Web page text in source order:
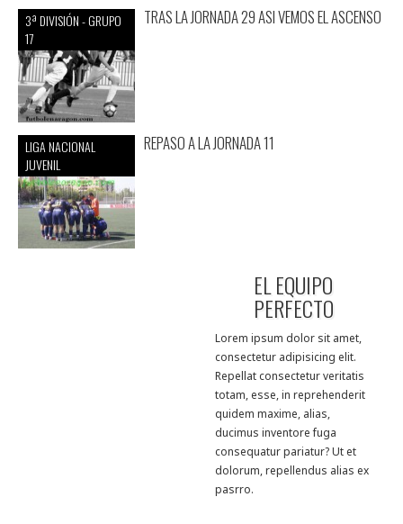
3ª DIVISIÓN - GRUPO
17
TRAS LA JORNADA 29 ASI VEMOS EL ASCENSO
LIGA NACIONAL
JUVENIL
REPASO A LA JORNADA 11
EL EQUIPO
PERFECTO
Lorem ipsum dolor sit amet,
consectetur adipisicing elit.
Repellat consectetur veritatis
totam, esse, in reprehenderit
quidem maxime, alias,
ducimus inventore fuga
consequatur pariatur? Ut et
dolorum, repellendus alias ex
pasrro.